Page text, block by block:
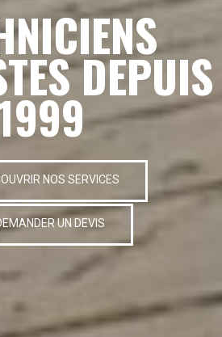
DEPUIS
NOS SERVICES
UN DEVIS